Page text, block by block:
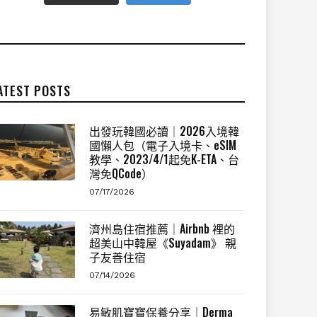
POSTS
出發玩韓國必讀｜2026入境韓
國懶人包（電子入境卡、eSIM
教學、2023/4/1起免K-ETA、台
灣免QCode）
07/17/2026
濟州島住宿推薦｜Airbnb 裡的
超美山中韓屋《Suyadam》 親
子友善住宿
07/14/2026
易敏肌寶寶保養分享｜Derma